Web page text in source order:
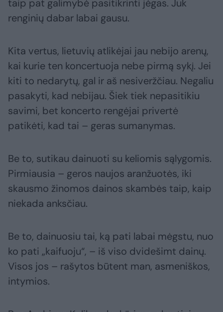
taip pat galimybė pasitikrinti jėgas. Juk
renginių dabar labai gausu.
Kita vertus, lietuvių atlikėjai jau nebijo arenų,
kai kurie ten koncertuoja nebe pirmą sykį. Jei
kiti to nedarytų, gal ir aš nesiveržčiau. Negaliu
pasakyti, kad nebijau. Šiek tiek nepasitikiu
savimi, bet koncerto rengėjai privertė
patikėti, kad tai – geras sumanymas.
Be to, sutikau dainuoti su keliomis sąlygomis.
Pirmiausia – geros naujos aranžuotės, iki
skausmo žinomos dainos skambės taip, kaip
niekada anksčiau.
Be to, dainuosiu tai, ką pati labai mėgstu, nuo
ko pati „kaifuoju“, – iš viso dvidešimt dainų.
Visos jos – rašytos būtent man, asmeniškos,
intymios.